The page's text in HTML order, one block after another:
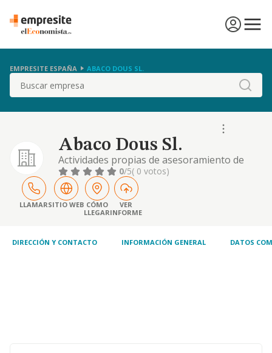
EMPRESITE ESPAÑA ABACO DOUS SL.
Buscar
Abaco Dous Sl.
Actividades propias de asesoramiento de
todo tipo, fiscal, laboral, contable o
administrativo, la administracion de fincas y
bienes inmuebles
0/5( 0 votos)
LLAMARSITIO WEB CÓMO
LLEGAR
VER
INFORME
DIRECCIÓN Y CONTACTO INFORMACIÓN GENERAL DATOS